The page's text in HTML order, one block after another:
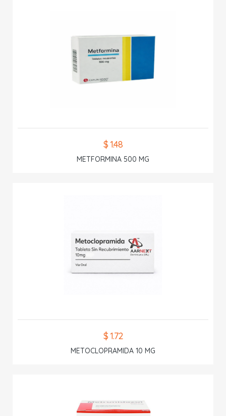
$ 1.48
METFORMINA 500 MG
$ 1.72
METOCLOPRAMIDA 10 MG